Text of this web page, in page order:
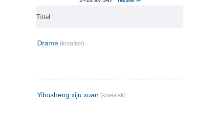
Tittel
Drame (kroatisk)
Yibusheng xiju xuan (kinesisk)